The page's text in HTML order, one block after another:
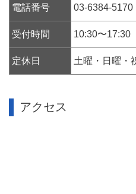
電話番号 03-6384-5170
受付時間 10:30〜17:30
定休日 土曜・日曜・
アクセス